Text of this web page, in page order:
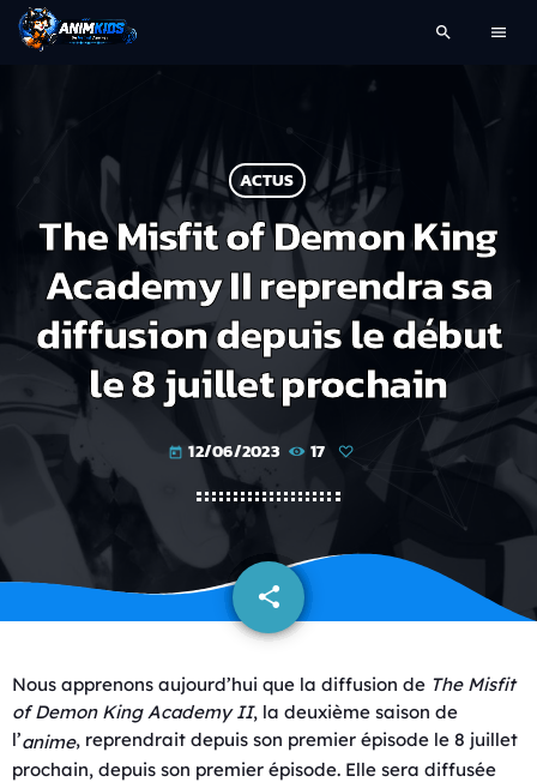
search menu
ACTUS
The Misfit of Demon King
Academy II reprendra sa
diffusion depuis le début
le 8 juillet prochain
today 12/06/2023 17
share
email
Nous apprenons aujourd’hui que la diffusion de The Misfit
of Demon King Academy II, la deuxième saison de
l’anime, reprendrait depuis son premier épisode le 8 juillet
prochain, depuis son premier épisode. Elle sera diffusée